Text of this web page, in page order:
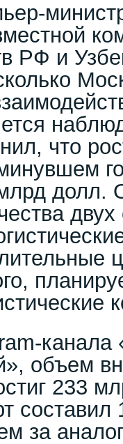
РФ и
что
долл.
канала
объем
233
за